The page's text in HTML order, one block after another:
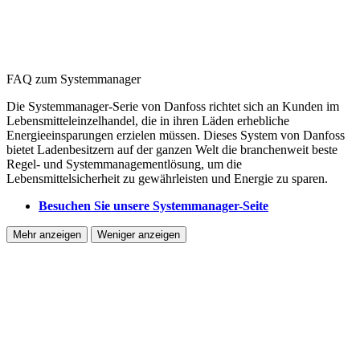
FAQ zum Systemmanager
Die Systemmanager-Serie von Danfoss richtet sich an Kunden im
Lebensmitteleinzelhandel, die in ihren Läden erhebliche
Energieeinsparungen erzielen müssen. Dieses System von Danfoss
bietet Ladenbesitzern auf der ganzen Welt die branchenweit beste
Regel- und Systemmanagementlösung, um die
Lebensmittelsicherheit zu gewährleisten und Energie zu sparen.
Besuchen Sie unsere Systemmanager-Seite
Mehr anzeigen Weniger anzeigen